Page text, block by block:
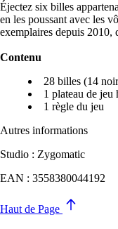
Éjectez six billes
en les poussant avec les
exemplaires depuis 2010,
Contenu
28 billes (14
1 plateau de jeu
1 règle du jeu
Autres informations
Studio : Zygomatic
EAN : 3558380044192
Haut de Page